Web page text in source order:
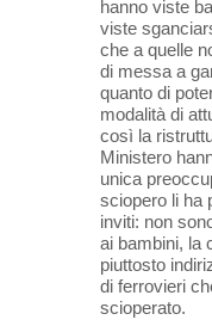
hanno viste
viste
che a quelle
di messa a
quanto di
modalità di
così la
Ministero
unica
sciopero li ha
inviti: non
ai bambini, la
piuttosto
di ferrovieri
scioperato.